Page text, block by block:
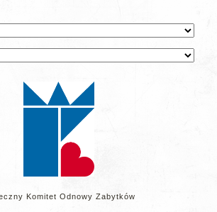
Komitet Odnowy Zabytków